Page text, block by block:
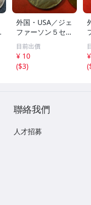
外国・USA／ジェ
ファーソン５セン
ト白銅貨（1970
年D） 251218
目前出價
¥ 10
($3)
(
聯絡我們
人才招募